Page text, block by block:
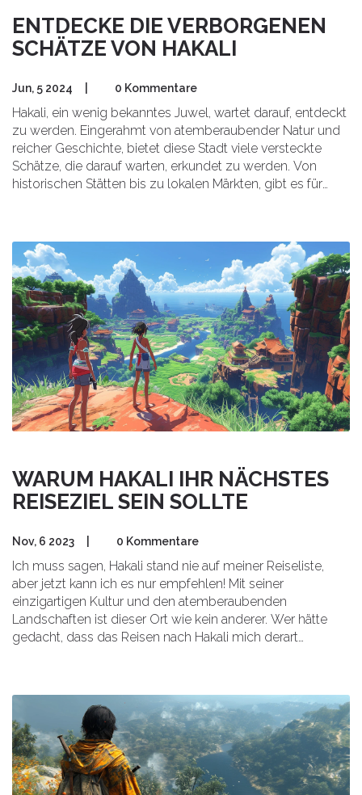
ENTDECKE DIE VERBORGENEN
SCHÄTZE VON HAKALI
Jun, 5 2024 0 Kommentare
Hakali, ein wenig bekanntes Juwel, wartet darauf, entdeckt
zu werden. Eingerahmt von atemberaubender Natur und
reicher Geschichte, bietet diese Stadt viele versteckte
Schätze, die darauf warten, erkundet zu werden. Von
historischen Stätten bis zu lokalen Märkten, gibt es für
WARUM HAKALI IHR NÄCHSTES
REISEZIEL SEIN SOLLTE
Nov, 6 2023 0 Kommentare
Ich muss sagen, Hakali stand nie auf meiner Reiseliste,
aber jetzt kann ich es nur empfehlen! Mit seiner
einzigartigen Kultur und den atemberaubenden
Landschaften ist dieser Ort wie kein anderer. Wer hätte
gedacht, dass das Reisen nach Hakali mich derart
lohnt, diesem unerforschten Gebiet eine Chance zu
geben.